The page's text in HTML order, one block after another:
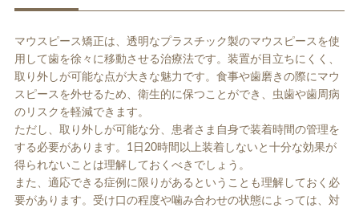
マウスピース矯正は、透明なプラスチック製のマウスピースを使
用して歯を徐々に移動させる治療法です。装置が目立ちにくく、
取り外しが可能な点が大きな魅力です。食事や歯磨きの際にマウ
スピースを外せるため、衛生的に保つことができ、虫歯や歯周病
のリスクを軽減できます。
ただし、取り外しが可能な分、患者さま自身で装着時間の管理を
する必要があります。1日20時間以上装着しないと十分な効果が
得られないことは理解しておくべきでしょう。
また、適応できる症例に限りがあるということも理解しておく必
要があります。受け口の程度や噛み合わせの状態によっては、対